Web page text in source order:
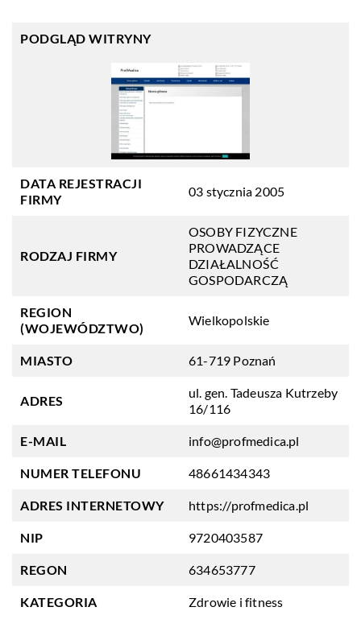
PODGLĄD WITRYNY
DATA REJESTRACJI
FIRMY
03 stycznia 2005
RODZAJ FIRMY
OSOBY FIZYCZNE
PROWADZĄCE
DZIAŁALNOŚĆ
GOSPODARCZĄ
REGION
(WOJEWÓDZTWO)
Wielkopolskie
MIASTO 61-719 Poznań
ADRES
ul. gen. Tadeusza Kutrzeby
16/116
E-MAIL info@profmedica.pl
NUMER TELEFONU 48661434343
ADRES INTERNETOWY https://profmedica.pl
NIP 9720403587
REGON 634653777
KATEGORIA Zdrowie i fitness